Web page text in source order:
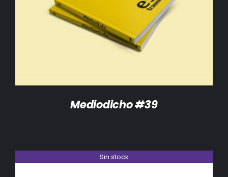
Mediodicho #39
Sin stock